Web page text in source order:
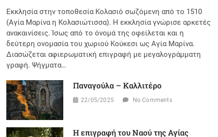
Εκκλησία στην τοποθεσία Κολασιό σωζόμενη από το 1510
(Αγία Μαρίνα η Κολασιώτισσα). Η εκκλησία γνώρισε αρκετές
ανακαινίσεις. Ίσως από το όνομά της οφείλεται και η
δεύτερη ονομασία του χωριού Κούκεσι ως Αγία Μαρίνα.
Διασώζεται αφιερωματική επιγραφή με μεγαλογράμματη
γραφή. Ψήγματα…
Παναγούλα – Καλλιτέρο
22/05/2025 No Comments
Η επιγραφή του Ναού της Αγίας